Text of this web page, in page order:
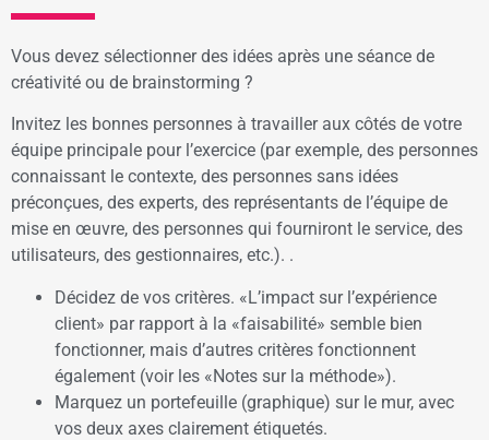
Vous devez sélectionner des idées après une séance de
créativité ou de brainstorming ?
Invitez les bonnes personnes à travailler aux côtés de votre
équipe principale pour l’exercice (par exemple, des personnes
connaissant le contexte, des personnes sans idées
préconçues, des experts, des représentants de l’équipe de
mise en œuvre, des personnes qui fourniront le service, des
utilisateurs, des gestionnaires, etc.). .
Décidez de vos critères. «L’impact sur l’expérience
client» par rapport à la «faisabilité» semble bien
fonctionner, mais d’autres critères fonctionnent
également (voir les «Notes sur la méthode»).
Marquez un portefeuille (graphique) sur le mur, avec
vos deux axes clairement étiquetés.